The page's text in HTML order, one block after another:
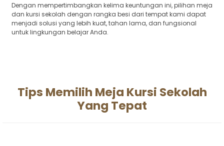
Dengan mempertimbangkan kelima keuntungan ini, pilihan meja
dan kursi sekolah dengan rangka besi dari tempat kami dapat
menjadi solusi yang lebih kuat, tahan lama, dan fungsional
untuk lingkungan belajar Anda.
Tips Memilih Meja Kursi Sekolah
Yang Tepat